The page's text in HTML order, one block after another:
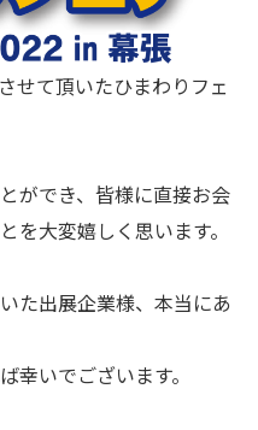
せて頂いたひまわりフェ
ができ、皆様に直接お会
を大変嬉しく思います。
た出展企業様、本当にあ
幸いでございます。